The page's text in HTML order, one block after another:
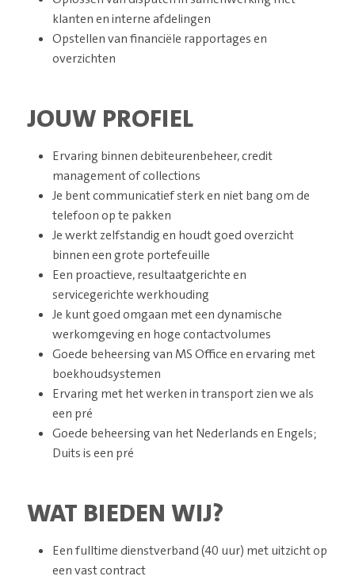
klanten en interne afdelingen
Opstellen van financiële rapportages en
overzichten
JOUW PROFIEL
Ervaring binnen debiteurenbeheer, credit
management of collections
Je bent communicatief sterk en niet bang om de
telefoon op te pakken
Je werkt zelfstandig en houdt goed overzicht
binnen een grote portefeuille
Een proactieve, resultaatgerichte en
servicegerichte werkhouding
Je kunt goed omgaan met een dynamische
werkomgeving en hoge contactvolumes
Goede beheersing van MS Office en ervaring met
boekhoudsystemen
Ervaring met het werken in transport zien we als
een pré
Goede beheersing van het Nederlands en Engels;
Duits is een pré
WAT BIEDEN WIJ?
Een fulltime dienstverband (40 uur) met uitzicht op
een vast contract